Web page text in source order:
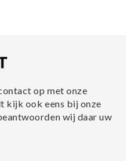
op met onze
kijk ook eens bij onze
wij daar uw